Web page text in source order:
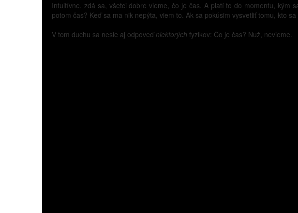
Intuitívne, zdá sa, všetci dobre vieme, čo je čas. A platí to do momentu, kým
potom čas? Keď sa ma nik nepýta, viem to. Ak sa pokúsim vysvetliť tomu, kto sa
V tom duchu sa nesie aj odpoveďniektorých fyzikov: Čo je čas? Nuž, nevieme.